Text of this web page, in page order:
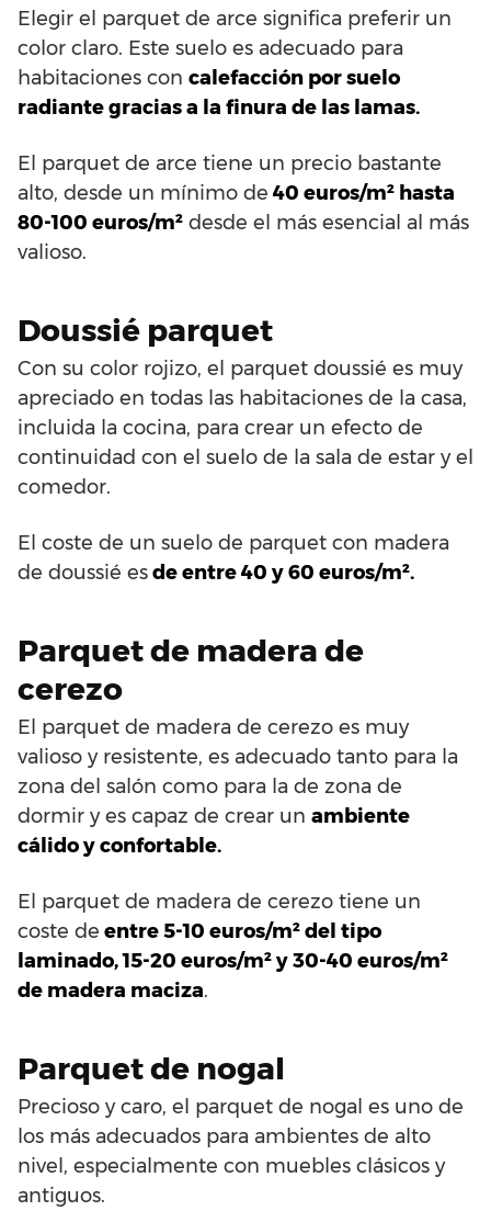
Elegir el parquet de arce significa preferir un
color claro. Este suelo es adecuado para
habitaciones con calefacción por suelo
radiante gracias a la finura de las lamas.
El parquet de arce tiene un precio bastante
alto, desde un mínimo de 40 euros/m² hasta
80-100 euros/m² desde el más esencial al más
valioso.
Doussié parquet
Con su color rojizo, el parquet doussié es muy
apreciado en todas las habitaciones de la casa,
incluida la cocina, para crear un efecto de
continuidad con el suelo de la sala de estar y el
comedor.
El coste de un suelo de parquet con madera
de doussié esde entre 40 y 60 euros/m².
Parquet de madera de
cerezo
El parquet de madera de cerezo es muy
valioso y resistente, es adecuado tanto para la
zona del salón como para la de zona de
dormir y es capaz de crear un ambiente
cálido y confortable.
El parquet de madera de cerezo tiene un
coste de entre 5-10 euros/m² del tipo
laminado, 15-20 euros/m² y 30-40 euros/m²
de madera maciza.
Parquet de nogal
Precioso y caro, el parquet de nogal es uno de
los más adecuados para ambientes de alto
nivel, especialmente con muebles clásicos y
antiguos.